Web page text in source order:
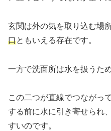
玄関は外の気を取り込む場
口ともいえる存在です。
一方で洗面所は水を扱うため
この二つが直線でつながっ
する前に水に引き寄せられ、
すいのです。